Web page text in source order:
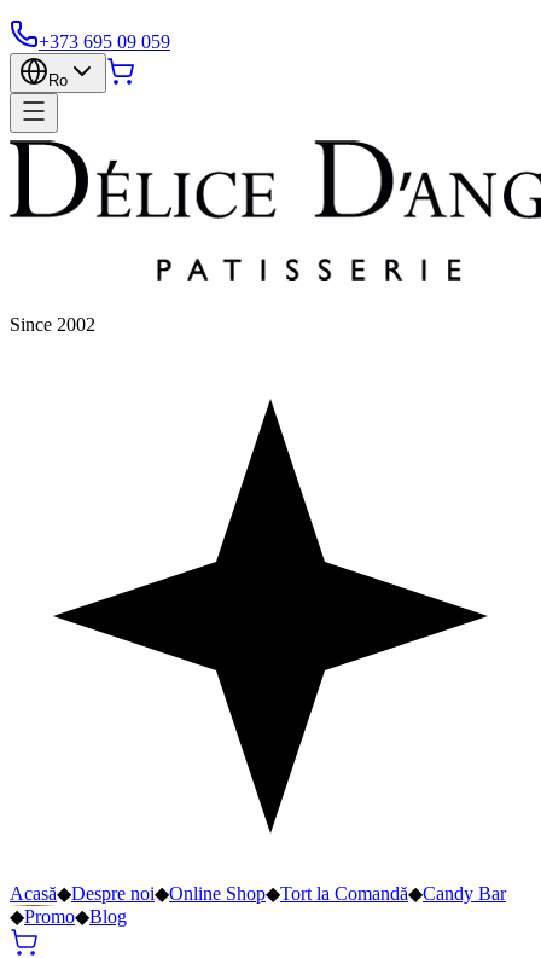
+373 695 09 059
Ro
Since 2002
Acasă◆Despre noi◆Online Shop◆Tort la Comandă◆Candy Bar
◆Promo◆Blog